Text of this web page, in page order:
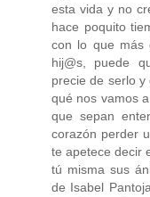
esta vida y no
hace poquito
con lo que más
hij@s, puede
precie de serlo
qué nos vamos
que sepan
corazón perder
te apetece decir
tú misma sus
de Isabel